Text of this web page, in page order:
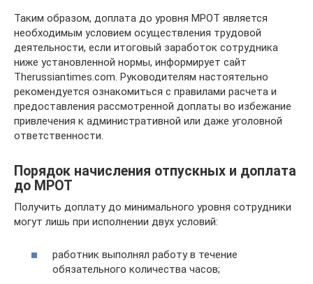
Таким образом, доплата до уровня МРОТ является
необходимым условием осуществления трудовой
деятельности, если итоговый заработок сотрудника
ниже установленной нормы, информирует сайт
Therussiantimes.com. Руководителям настоятельно
рекомендуется ознакомиться с правилами расчета и
предоставления рассмотренной доплаты во избежание
привлечения к административной или даже уголовной
ответственности.
Порядок начисления отпускных и доплата
до МРОТ
Получить доплату до минимального уровня сотрудники
могут лишь при исполнении двух условий:
работник выполнял работу в течение
обязательного количества часов;